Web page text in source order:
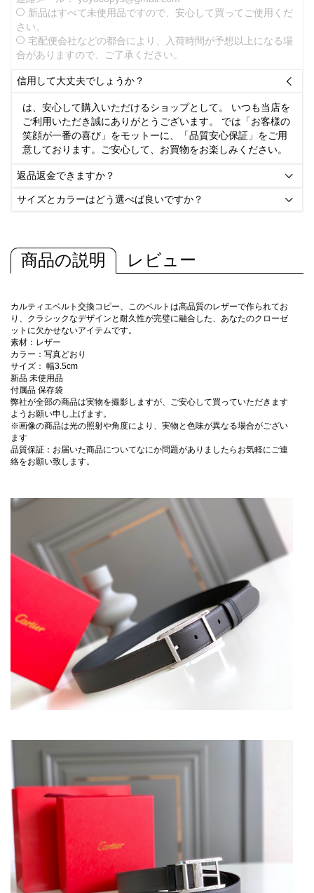
新品はすべて未使用品ですので、安心して買ってご使用くだ
さい。
宅配便会社などの都合により、入荷時間が予想以上になる場
合がありますので、ご了承ください。
信用して大丈夫でしょうか？ 
は、安心して購入いただけるショップとして。 いつも当店を
ご利用いただき誠にありがとうございます。 では「お客様の
笑顔が一番の喜び」をモットーに、「品質安心保証」をご用
意しております。ご安心して、お買物をお楽しみください。
返品返金できますか？ 
サイズとカラーはどう選べば良いですか？ 
商品の説明 レビュー
カルティエベルト交換コピー、このベルトは高品質のレザーで作られてお
り、クラシックなデザインと耐久性が完璧に融合した、あなたのクローゼ
ットに欠かせないアイテムです。
素材：レザー
カラー：写真どおり
サイズ： 幅3.5cm
新品 未使用品
付属品 保存袋
弊社が全部の商品は実物を撮影しますが、ご安心して買っていただきます
ようお願い申し上げます。
※画像の商品は光の照射や角度により、実物と色味が異なる場合がござい
ます
品質保証：お届いた商品についてなにか問題がありましたらお気軽にご連
絡をお願い致します。